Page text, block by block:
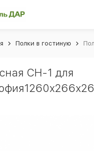
Полки в гостиную
СН-1 для